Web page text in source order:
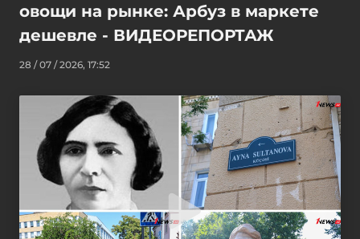
овощи на рынке: Арбуз в маркете
дешевле - ВИДЕОРЕПОРТАЖ
28 / 07 / 2026, 17:52